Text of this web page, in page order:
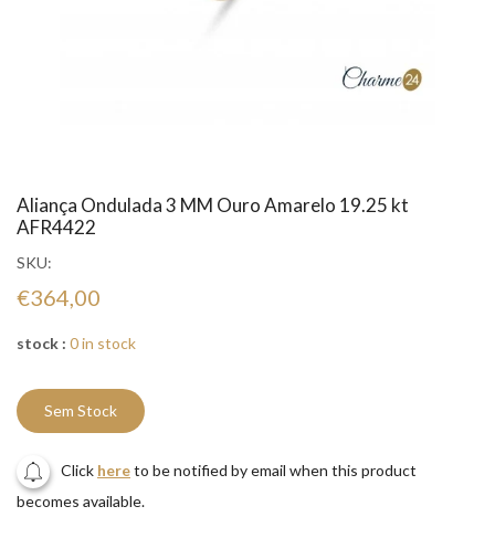
Aliança Ondulada 3 MM Ouro Amarelo 19.25 kt
AFR4422
SKU:
€364,00
stock : 0 in stock
Sem Stock
Click hereto be notified by email when this product
becomes available.